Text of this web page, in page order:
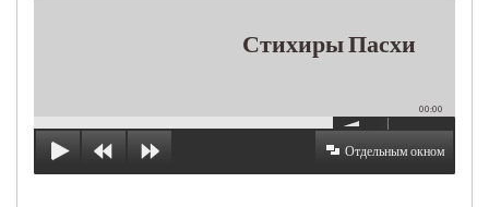
Стихиры Пасхи
00:00
Отдельным окном